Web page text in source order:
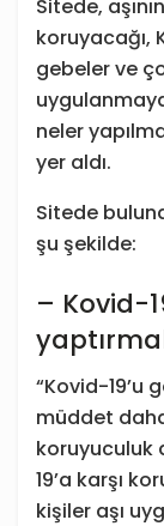
Sitede,
koruyacağı,
gebeler ve
neler
yer aldı.
Sitede
şu şekilde:
– Kovid-
“Kovid-19’u
müddet
koruyuculuk
19’a karşı
kişiler aşı